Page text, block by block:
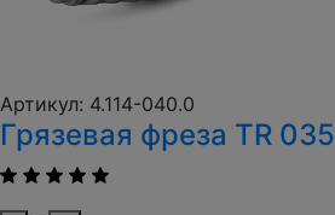
Артикул: 4.114-040.0
Грязевая фреза TR 035